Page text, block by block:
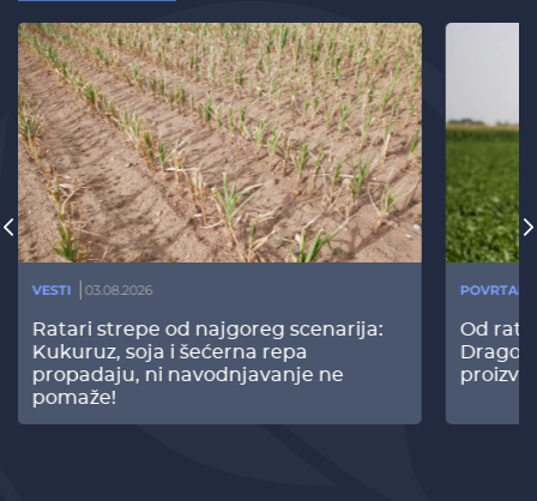
VESTI 03.08.2026
Ratari strepe od najgoreg scenarija:
Kukuruz, soja i šećerna repa
propadaju, ni navodnjavanje ne
pomaže!
Od